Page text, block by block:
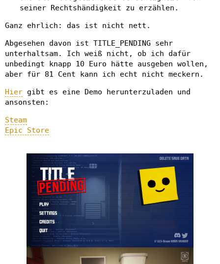
seiner Rechtshändigkeit zu erzählen.
Ganz ehrlich: das ist nicht nett.
Abgesehen davon ist TITLE_PENDING sehr
unterhaltsam. Ich weiß nicht, ob ich dafür
unbedingt knapp 10 Euro hätte ausgeben wollen,
aber für 81 Cent kann ich echt nicht meckern.
Hier gibt es eine Demo herunterzuladen und
ansonsten:
Steam
Epic Store